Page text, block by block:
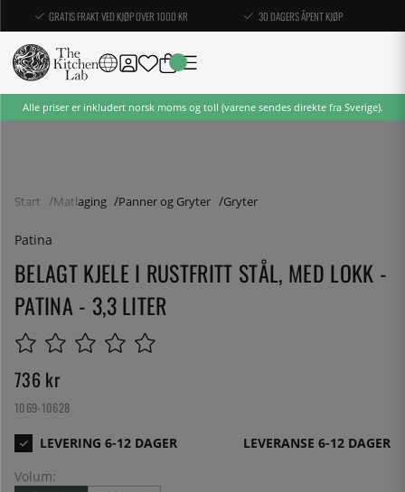
GRATIS FRAKT VED KJØP OVER 1000 KR 30 DAGERS ÅPENT KJØP
Alle priser er inkludert norsk moms og toll (varene sendes direkte fra Sverige).
Start Matlaging Panner og Gryter Gryter
Patina
BELAGT KJELE I RUSTFRITT STÅL, MED LOKK -
PATINA - 3,3 LITER
736 kr
1069-10628
LEVERANSE 6-12 DAGER
Volum: